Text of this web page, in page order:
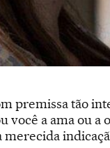
premissa tão
você a ama ou